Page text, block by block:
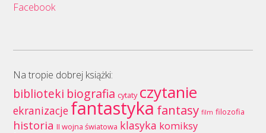
Facebook
Na tropie dobrej książki:
biblioteki biografia cytaty czytanie
ekranizacje fantastykafantasy film filozofia
historia II wojna światowa klasyka komiksy